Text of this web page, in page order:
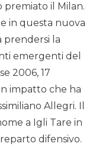
il Milan.
in questa nuova
prendersi la
emergenti del
2006, 17
impatto che ha
Allegri. Il
a Igli Tare in
difensivo.